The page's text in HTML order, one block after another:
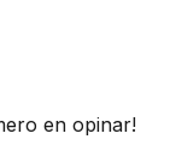
en opinar!